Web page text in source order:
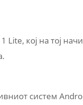
Lite, кој на тој
систем